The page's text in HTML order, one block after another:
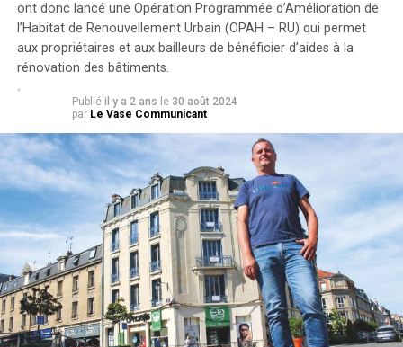
ont donc lancé une Opération Programmée d’Amélioration de
l’Habitat de Renouvellement Urbain (OPAH – RU) qui permet
aux propriétaires et aux bailleurs de bénéficier d’aides à la
rénovation des bâtiments.
Publié il y a 2 ans le 30 août 2024
par Le Vase Communicant